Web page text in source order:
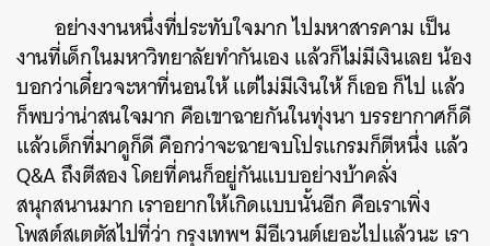
อย่างงานหนึ่งที่ประทับใจมาก ไปมหาสารคาม เป็น
งานที่เด็กในมหาวิทยาลัยทำกันเอง แล้วก็ไม่มีเงินเลย น้อง
บอกว่าเดี๋ยวจะหาที่นอนให้ แต่ไม่มีเงินให้ ก็เออ ก็ไป แล้ว
ก็พบว่าน่าสนใจมาก คือเขาฉายกันในทุ่งนา บรรยากาศก็ดี
แล้วเด็กที่มาดูก็ดี คือกว่าจะฉายจบโปรแกรมก็ตีหนึ่ง แล้ว
Q&A ถึงตีสอง โดยที่คนก็อยู่กันแบบอย่างบ้าคลั่ง
สนุกสนานมาก เราอยากให้เกิดแบบนั้นอีก คือเราเพิ่ง
โพสต์สเตตัสไปที่ว่า กรุงเทพฯ มีอีเวนต์เยอะไปแล้วนะ เรา